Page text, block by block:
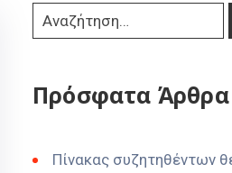
Πρόσφατα Άρθρα
Πίνακας συζητηθέντων